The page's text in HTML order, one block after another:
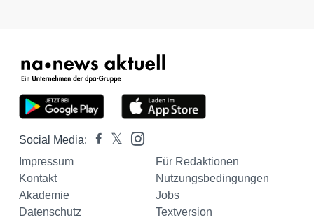
Social Media:
Impressum
Für Redaktionen
Kontakt
Nutzungsbedingungen
Akademie
Jobs
Datenschutz
Textversion